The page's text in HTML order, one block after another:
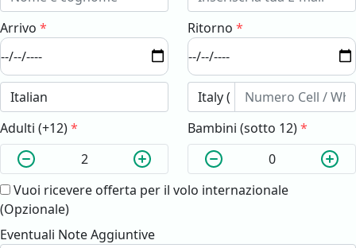
Arrivo * Ritorno *
Adulti (+12)* Bambini (sotto 12)*
Vuoi ricevere offerta per il volo internazionale
(Opzionale)
Eventuali Note Aggiuntive